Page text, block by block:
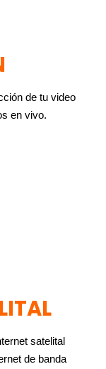
de tu video
en vivo.
satelital
de banda